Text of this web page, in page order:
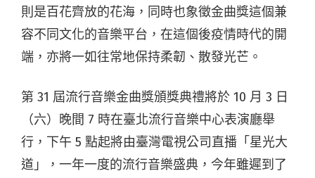
則是百花齊放的花海，同時也象徵金曲獎這個兼
容不同文化的音樂平台，在這個後疫情時代的開
端，亦將一如往常地保持柔韌、散發光芒。
第 31 屆流行音樂金曲獎頒獎典禮將於 10 月 3 日
（六）晚間 7 時在臺北流行音樂中心表演廳舉
行，下午 5 點起將由臺灣電視公司直播「星光大
道」，一年一度的流行音樂盛典，今年雖遲到了